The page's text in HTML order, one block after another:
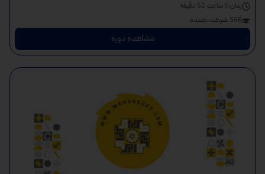
زمان: 1 ساعت 52 دقیقه
566 شرکت کننده
مشاهده دوره